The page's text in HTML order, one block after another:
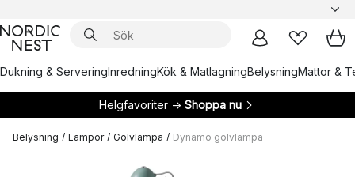
Dukning & ServeringInredningKök & MatlagningBelysningMattor &
Helgfavoriter → Shoppa nu
Belysning / Lampor / Golvlampa / Dynamo golvlampa